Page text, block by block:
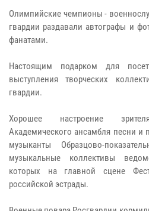
​​​​​​​Олимпийские чемпионы -
гвардии раздавали автографы и
фанатами.
​​​​​​​Настоящим подарком для
выступления творческих
гвардии.
​​​​​​​Хорошее настроение
Академического ансамбля песни и
музыканты Образцово-
музыкальные коллективы
которых на главной сцене
российской эстрады.